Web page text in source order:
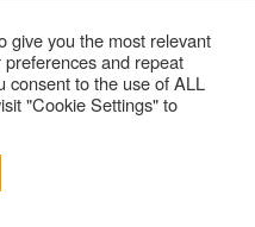
auf andere Kulturen hilft
Support neu zu sehen,
Psychiatrie zu denken.
give you the most relevant
and repeat
consent to the use of ALL
"Cookie Settings" to